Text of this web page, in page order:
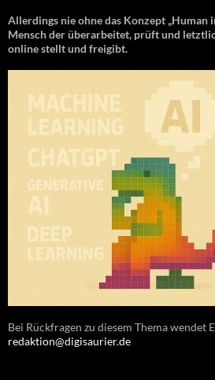
Allerdings nie ohne das Konzept „Human
Mensch der überarbeitet, prüft und
online stellt und freigibt.
Bei Rückfragen zu diesem Thema wendet
redaktion@digisaurier.de